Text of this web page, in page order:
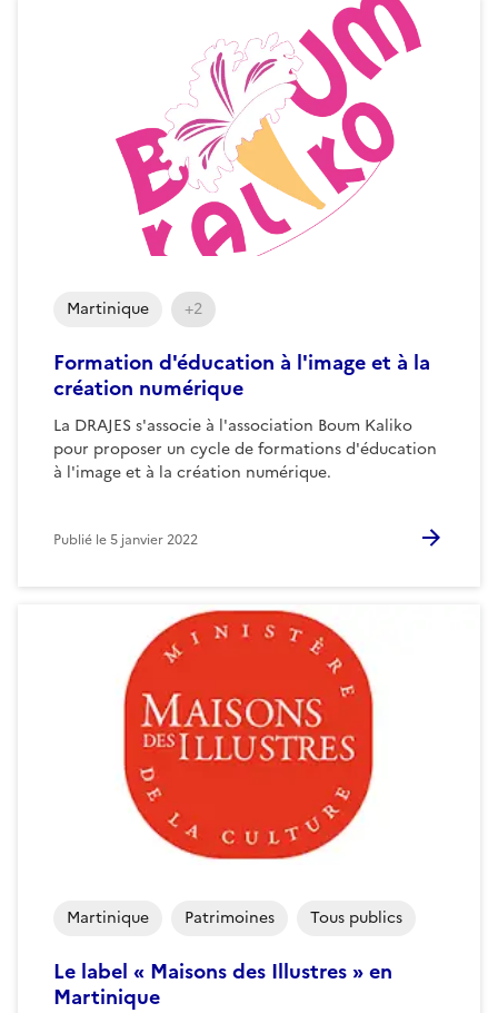
Formation d'éducation à l'image et à la
création numérique
La DRAJES s'associe à l'association Boum Kaliko
pour proposer un cycle de formations d'éducation
à l'image et à la création numérique.
Martinique +2
Publié le5 janvier 2022
Le label « Maisons des Illustres » en
Martinique
Martinique Patrimoines Tous publics